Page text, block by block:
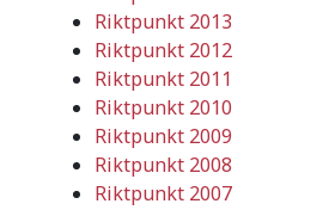
Riktpunkt 2013
Riktpunkt 2012
Riktpunkt 2011
Riktpunkt 2010
Riktpunkt 2009
Riktpunkt 2008
Riktpunkt 2007